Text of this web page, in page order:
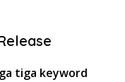
tiga keyword